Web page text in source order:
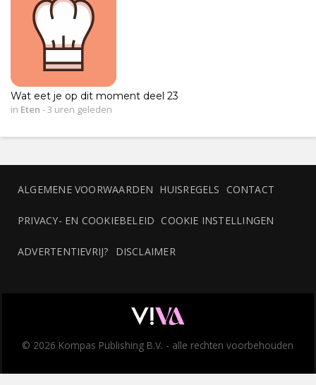
Wat eet je op dit moment deel 23
in Eten - 3 uren geleden
ALGEMENE VOORWAARDEN HUISREGELS CONTACT
PRIVACY- EN COOKIEBELEID COOKIE INSTELLINGEN
ADVERTENTIEVRIJ? DISCLAIMER
© 2026 Kompas Publishing B.V. - alle rechten voorbehouden